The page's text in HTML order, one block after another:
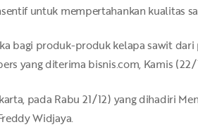
untuk mempertahankan kualitas
bagi produk-produk kelapa sawit
yang diterima bisnis.com, Kamis (22/
pada Rabu 21/12) yang dihadiri
Widjaya.